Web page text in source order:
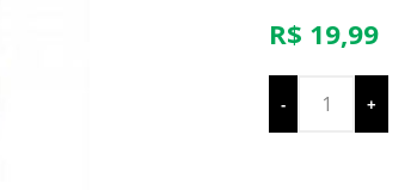
R$ 19,99
- +